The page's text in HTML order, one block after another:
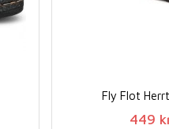
Fly Flot
449